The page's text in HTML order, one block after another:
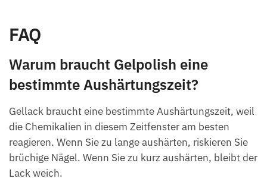
FAQ
Warum braucht Gelpolish eine
bestimmte Aushärtungszeit?
Gellack braucht eine bestimmte Aushärtungszeit, weil
die Chemikalien in diesem Zeitfenster am besten
reagieren. Wenn Sie zu lange aushärten, riskieren Sie
brüchige Nägel. Wenn Sie zu kurz aushärten, bleibt der
Lack weich.